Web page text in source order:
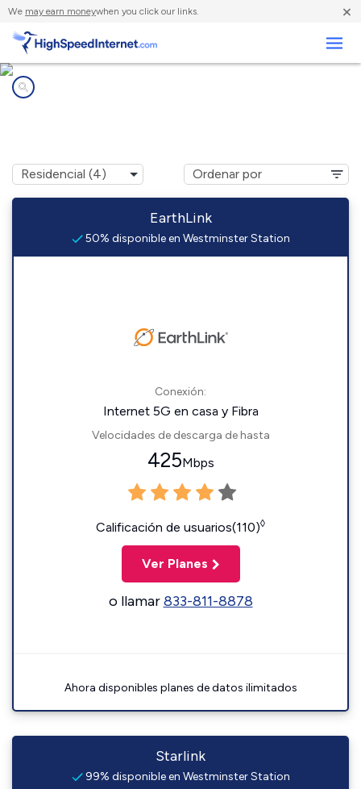
We may earn moneywhen you click our links. ×
EarthLink
50% disponible en Westminster Station
Conexión:
Internet 5G en casa y Fibra
Velocidades de descarga de hasta
425Mbps
Calificación de usuarios(110)◊
Ver Planes
o llamar833-811-8878
Ahora disponibles planes de datos ilimitados
Starlink
99% disponible en Westminster Station